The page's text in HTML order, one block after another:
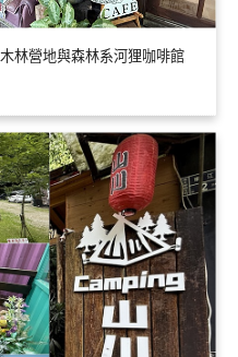
林營地與森林系河狸咖啡館